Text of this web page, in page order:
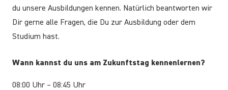
du unsere Ausbildungen kennen. Natürlich beantworten wir
Dir gerne alle Fragen, die Du zur Ausbildung oder dem
Studium hast.
Wann kannst du uns am Zukunftstag kennenlernen?
08:00 Uhr – 08:45 Uhr